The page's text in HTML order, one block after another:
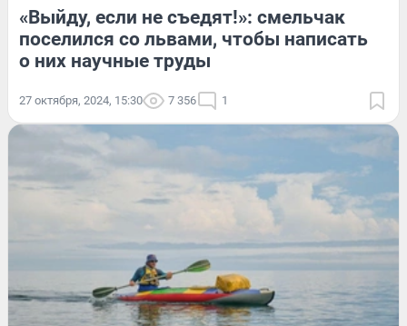
«Выйду, если не съедят!»: смельчак
поселился со львами, чтобы написать
о них научные труды
27 октября, 2024, 15:30 7 356 1